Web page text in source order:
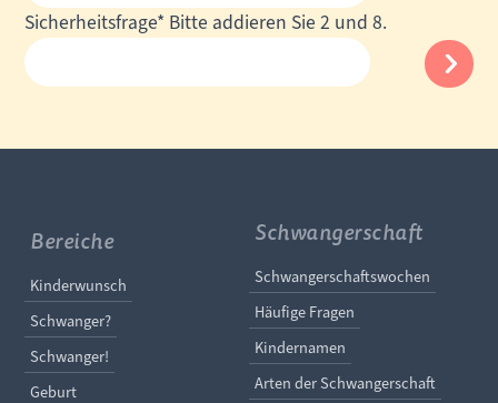
Adresse
Pflichtfeld
Sicherheitsfrage* Bitte addieren Sie 2 und 8.
Bereiche
Navigation überspringen
Kinderwunsch
Schwanger?
Schwanger!
Geburt
Schwangerschaft
Navigation
Schwangerschaftswochen
Häufige Fragen
Kindernamen
Arten der Schwangerschaft